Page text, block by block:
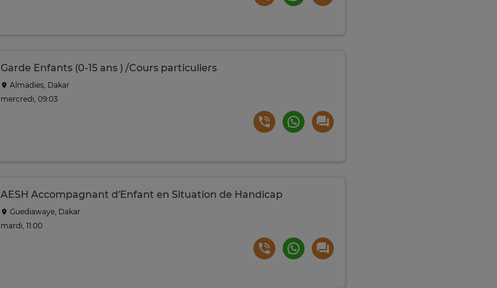
Garde Enfants (0-15 ans ) /Cours particuliers
Almadies, Dakar
mercredi, 09:03
AESH Accompagnant d’Enfant en Situation de Handicap
Guediawaye, Dakar
mardi, 11:00